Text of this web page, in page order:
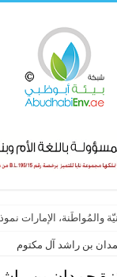
الإمارات نموذجاً»
بن راشد آل مكتوم